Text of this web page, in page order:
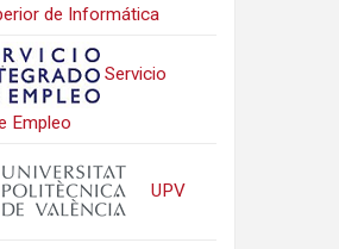
de Informática
Servicio
Empleo
UPV